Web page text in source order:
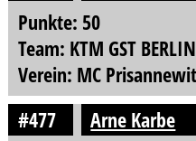
Punkte: 50
Team: KTM GST
Verein: MC
#477
Arne Karbe